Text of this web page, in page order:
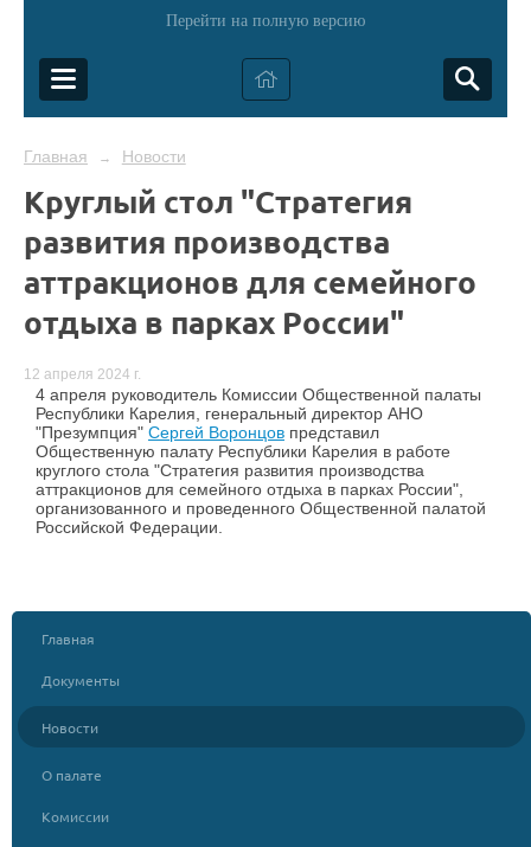
Перейти на полную версию
Главная → Новости
Круглый стол "Стратегия
развития производства
аттракционов для семейного
отдыха в парках России"
12 апреля 2024 г.
4 апреля руководитель Комиссии Общественной палаты
Республики Карелия, генеральный директор АНО
"Презумпция" Сергей Воронцов представил
Общественную палату Республики Карелия в работе
круглого стола "Стратегия развития производства
аттракционов для семейного отдыха в парках России",
организованного и проведенного Общественной палатой
Российской Федерации.
Главная
Документы
Новости
О палате
Комиссии